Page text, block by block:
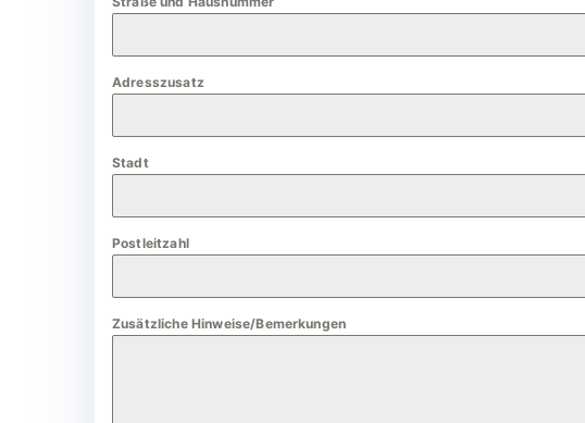
m
a
+
9
Adresszusatz
Stadt
Postleitzahl
Zusätzliche Hinweise/Bemerkungen